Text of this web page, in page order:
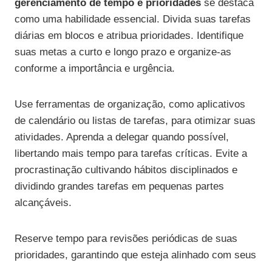
gerenciamento de tempo e prioridades se destaca
como uma habilidade essencial. Divida suas tarefas
diárias em blocos e atribua prioridades. Identifique
suas metas a curto e longo prazo e organize-as
conforme a importância e urgência.
Use ferramentas de organização, como aplicativos
de calendário ou listas de tarefas, para otimizar suas
atividades. Aprenda a delegar quando possível,
libertando mais tempo para tarefas críticas. Evite a
procrastinação cultivando hábitos disciplinados e
dividindo grandes tarefas em pequenas partes
alcançáveis.
Reserve tempo para revisões periódicas de suas
prioridades, garantindo que esteja alinhado com seus